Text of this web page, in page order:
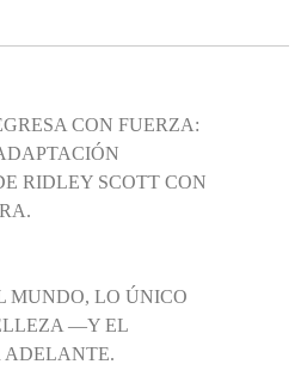
CON FUERZA:
RIDLEY SCOTT CON
MUNDO, LO ÚNICO
—Y EL
ADELANTE.